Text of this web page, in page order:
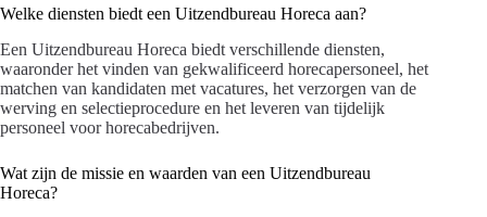
Welke diensten biedt een Uitzendbureau Horeca aan?
Een Uitzendbureau Horeca biedt verschillende diensten,
waaronder het vinden van gekwalificeerd horecapersoneel, het
matchen van kandidaten met vacatures, het verzorgen van de
werving en selectieprocedure en het leveren van tijdelijk
personeel voor horecabedrijven.
Wat zijn de missie en waarden van een Uitzendbureau
Horeca?